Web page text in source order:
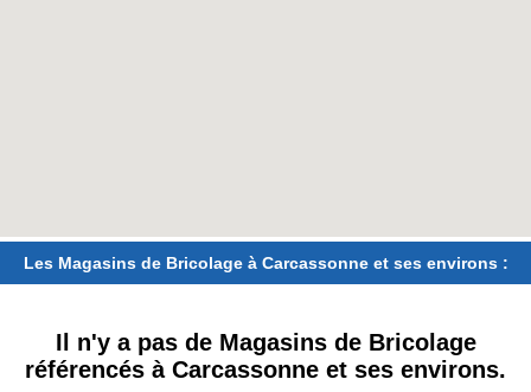
Les Magasins de Bricolage à Carcassonne et ses environs :
Il n'y a pas de Magasins de Bricolage
référencés à Carcassonne et ses environs.